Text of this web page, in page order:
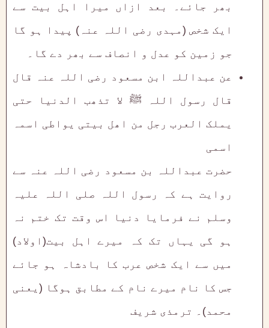
بھر جائے۔ بعد ازاں میرا اہل بیت سے
ایک شخص (مہدی رضی اللہ عنہ) پیدا ہو گا
جو زمین کو عدل و انصاف سے بھر دے گا۔
عن عبداللہ ابن مسعود رضی اللہ عنہ قال
قال رسول اللہ ﷺ لا تذھب الدنیا حتی
یملک العرب رجل من اھل بیتی یواطی اسمہ
اسمی
حضرت عبداللہ بن مسعود رضی اللہ عنہ سے
روایت ہے کہ رسول اللہ صلی اللہ علیہ
وسلم نے فرمایا دنیا اس وقت تک ختم نہ
ہو گی یہاں تک کہ میرے اہل بیت(اولاد)
میں سے ایک شخص عرب کا بادشاہ ہو جائے
جس کا نام میرے نام کے مطابق ہوگا (یعنی
محمد)۔ ترمذی شریف